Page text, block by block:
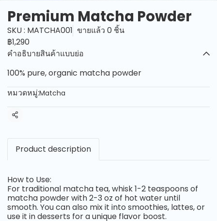
Premium Matcha Powder
SKU : MATCHA001 ขายแล้ว 0 ชิ้น
฿1,290
คำอธิบายสินค้าแบบย่อ
100% pure, organic matcha powder
หมวดหมู่:Matcha
แชร์
Product description
How to Use:
For traditional matcha tea, whisk 1-2 teaspoons of
matcha powder with 2-3 oz of hot water until
smooth. You can also mix it into smoothies, lattes, or
use it in desserts for a unique flavor boost.